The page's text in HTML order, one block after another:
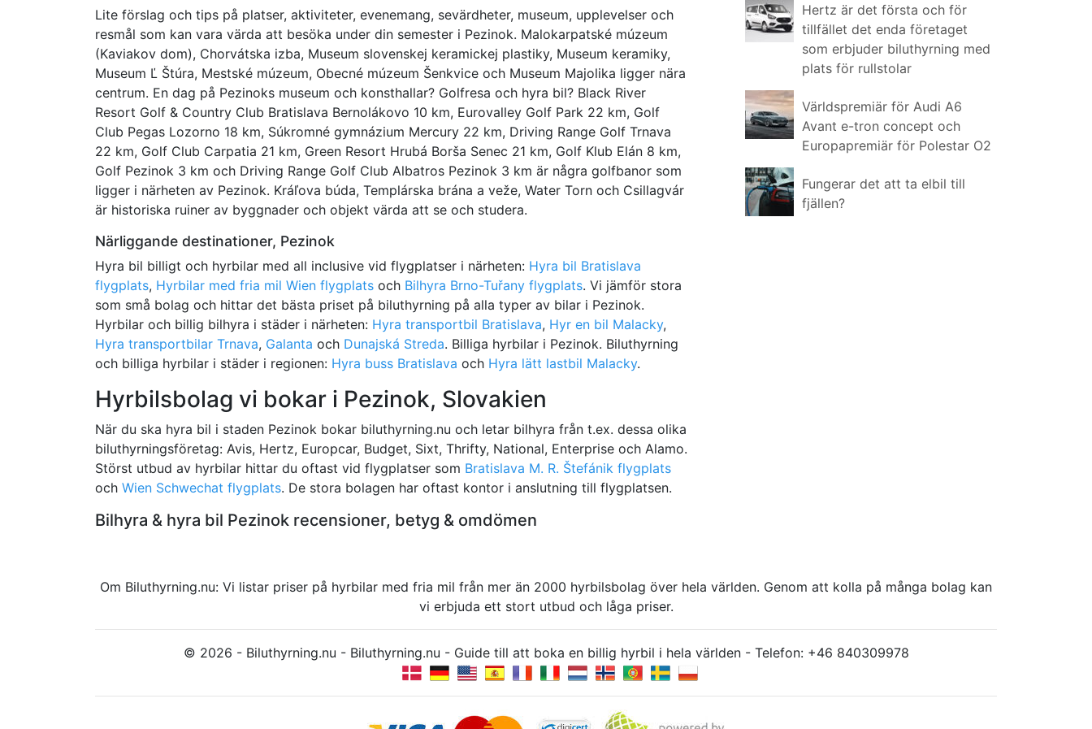
Lite förslag och tips på platser, aktiviteter, evenemang, sevärdheter, museum, upplevelser och
resmål som kan vara värda att besöka under din semester i Pezinok. Malokarpatské múzeum
(Kaviakov dom), Chorvátska izba, Museum slovenskej keramickej plastiky, Museum keramiky,
Museum Ľ Štúra, Mestské múzeum, Obecné múzeum Šenkvice och Museum Majolika ligger nära
centrum. En dag på Pezinoks museum och konsthallar? Golfresa och hyra bil? Black River
Resort Golf & Country Club Bratislava Bernolákovo 10 km, Eurovalley Golf Park 22 km, Golf
Club Pegas Lozorno 18 km, Súkromné gymnázium Mercury 22 km, Driving Range Golf Trnava
22 km, Golf Club Carpatia 21 km, Green Resort Hrubá Borša Senec 21 km, Golf Klub Elán 8 km,
Golf Pezinok 3 km och Driving Range Golf Club Albatros Pezinok 3 km är några golfbanor som
ligger i närheten av Pezinok. Kráľova búda, Templárska brána a veže, Water Torn och Csillagvár
är historiska ruiner av byggnader och objekt värda att se och studera.
Närliggande destinationer, Pezinok
Hyra bil billigt och hyrbilar med all inclusive vid flygplatser i närheten: Hyra bil Bratislava
flygplats, Hyrbilar med fria mil Wien flygplats och Bilhyra Brno-Tuřany flygplats. Vi jämför stora
som små bolag och hittar det bästa priset på biluthyrning på alla typer av bilar i Pezinok.
Hyrbilar och billig bilhyra i städer i närheten: Hyra transportbil Bratislava, Hyr en bil Malacky,
Hyra transportbilar Trnava, Galanta och Dunajská Streda. Billiga hyrbilar i Pezinok. Biluthyrning
och billiga hyrbilar i städer i regionen: Hyra buss Bratislava och Hyra lätt lastbil Malacky.
Hyrbilsbolag vi bokar i Pezinok, Slovakien
När du ska hyra bil i staden Pezinok bokar biluthyrning.nu och letar bilhyra från t.ex. dessa olika
biluthyrningsföretag: Avis, Hertz, Europcar, Budget, Sixt, Thrifty, National, Enterprise och Alamo.
Störst utbud av hyrbilar hittar du oftast vid flygplatser som Bratislava M. R. Štefánik flygplats
och Wien Schwechat flygplats. De stora bolagen har oftast kontor i anslutning till flygplatsen.
Bilhyra & hyra bil Pezinok recensioner, betyg & omdömen
Hertz är det första och för
tillfället det enda företaget
som erbjuder biluthyrning med
plats för rullstolar
Världspremiär för Audi A6
Avant e-tron concept och
Europapremiär för Polestar O2
Fungerar det att ta elbil till
fjällen?
Om Biluthyrning.nu: Vi listar priser på hyrbilar med fria mil från mer än 2000 hyrbilsbolag över hela världen. Genom att kolla på många bolag kan
vi erbjuda ett stort utbud och låga priser.
© 2026 - Biluthyrning.nu - Biluthyrning.nu - Guide till att boka en billig hyrbil i hela världen - Telefon: +46 840309978